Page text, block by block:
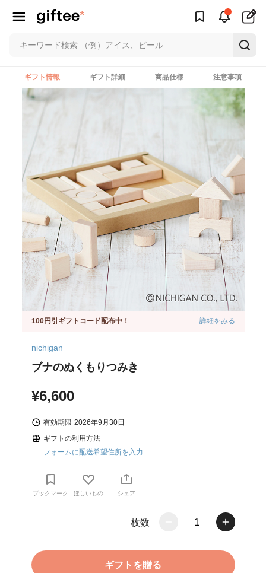
ギフト情報 ギフト詳細 商品仕様 注意事項
100円引ギフトコード配布中！ 詳細をみる
nichigan
ブナのぬくもりつみき
¥6,600
有効期限 2026年9月30日
ギフトの利用方法
フォームに配送希望住所を入力
ブックマーク ほしいもの シェア
枚数 1
ギフトを贈る